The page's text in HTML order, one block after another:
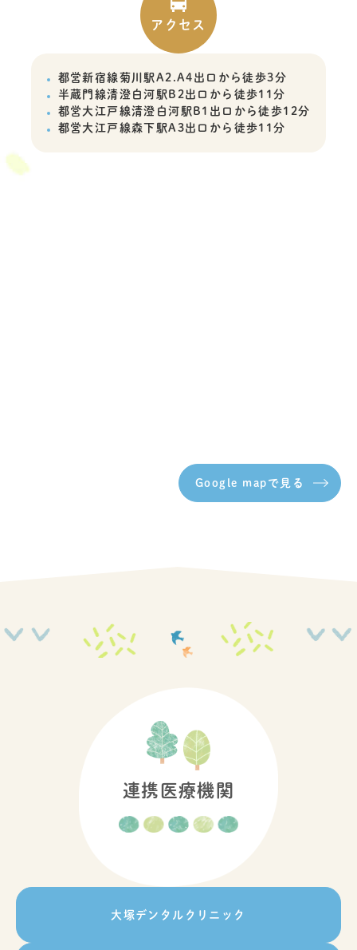
アクセス
都営新宿線菊川駅A2.A4出口から徒歩3分
半蔵門線清澄白河駅B2出口から徒歩11分
都営大江戸線清澄白河駅B1出口から徒歩12分
都営大江戸線森下駅A3出口から徒歩11分
Google mapで見る
連携医療機関
大塚デンタルクリニック